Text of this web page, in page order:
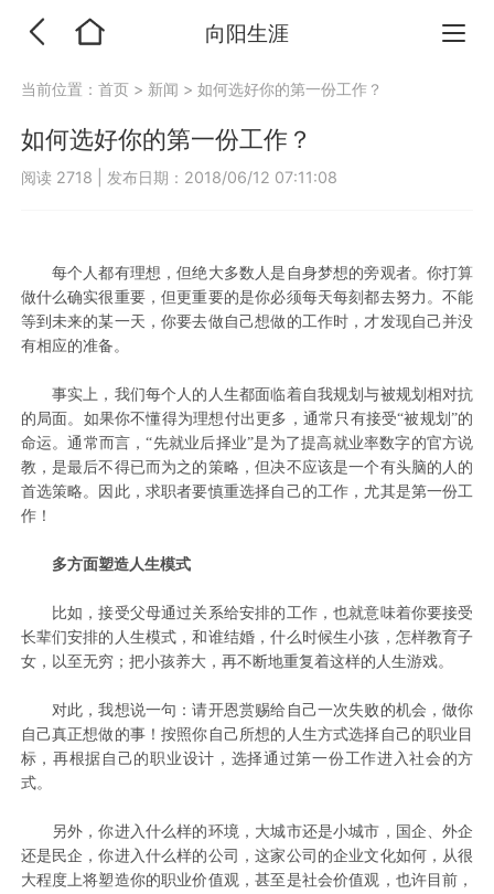
向阳生涯
当前位置：首页 > 新闻 >如何选好你的第一份工作？
如何选好你的第一份工作？
阅读 2718 发布日期：2018/06/12 07:11:08
每个人都有理想，但绝大多数人是自身梦想的旁观者。你打算
做什么确实很重要，但更重要的是你必须每天每刻都去努力。不能
等到未来的某一天，你要去做自己想做的工作时，才发现自己并没
有相应的准备。
事实上，我们每个人的人生都面临着自我规划与被规划相对抗
的局面。如果你不懂得为理想付出更多，通常只有接受“被规划”的
命运。通常而言，“先就业后择业”是为了提高就业率数字的官方说
教，是最后不得已而为之的策略，但决不应该是一个有头脑的人的
首选策略。因此，求职者要慎重选择自己的工作，尤其是第一份工
作！
多方面塑造人生模式
比如，接受父母通过关系给安排的工作，也就意味着你要接受
长辈们安排的人生模式，和谁结婚，什么时候生小孩，怎样教育子
女，以至无穷；把小孩养大，再不断地重复着这样的人生游戏。
对此，我想说一句：请开恩赏赐给自己一次失败的机会，做你
自己真正想做的事！按照你自己所想的人生方式选择自己的职业目
标，再根据自己的职业设计，选择通过第一份工作进入社会的方
式。
另外，你进入什么样的环境，大城市还是小城市，国企、外企
还是民企，你进入什么样的公司，这家公司的企业文化如何，从很
大程度上将塑造你的职业价值观，甚至是社会价值观，也许目前，